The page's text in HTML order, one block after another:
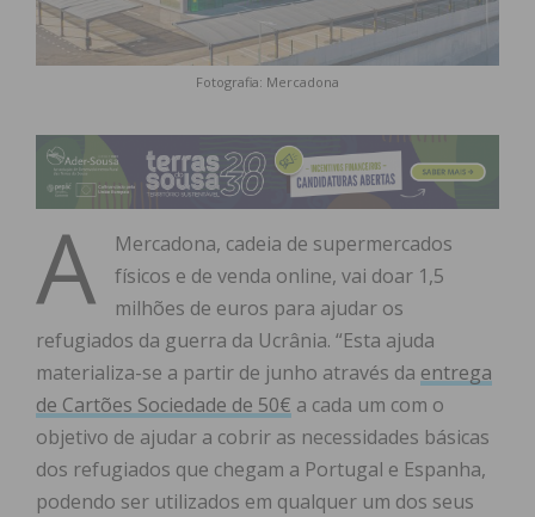
Fotografia: Mercadona
A
Mercadona, cadeia de supermercados
físicos e de venda online, vai doar 1,5
milhões de euros para ajudar os
refugiados da guerra da Ucrânia. “Esta ajuda
materializa-se a partir de junho através da entrega
de Cartões Sociedade de 50€ a cada um com o
objetivo de ajudar a cobrir as necessidades básicas
dos refugiados que chegam a Portugal e Espanha,
podendo ser utilizados em qualquer um dos seus